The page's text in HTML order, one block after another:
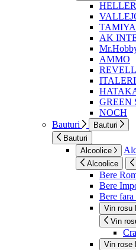
HELLER
TAMIYA
AK
AMMO
REVELL
ITALERI
GREEN
NOCH
Bauturi
Bauturi
Bauturi
Alcoolice
Alcoolice
Bere
Bere
Bere
Vin rosu
Vin
Vin rose